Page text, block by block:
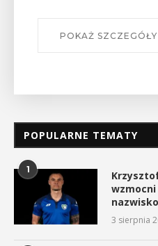
POPULARNE TEMATY
1
wzmocni
3 sierpnia